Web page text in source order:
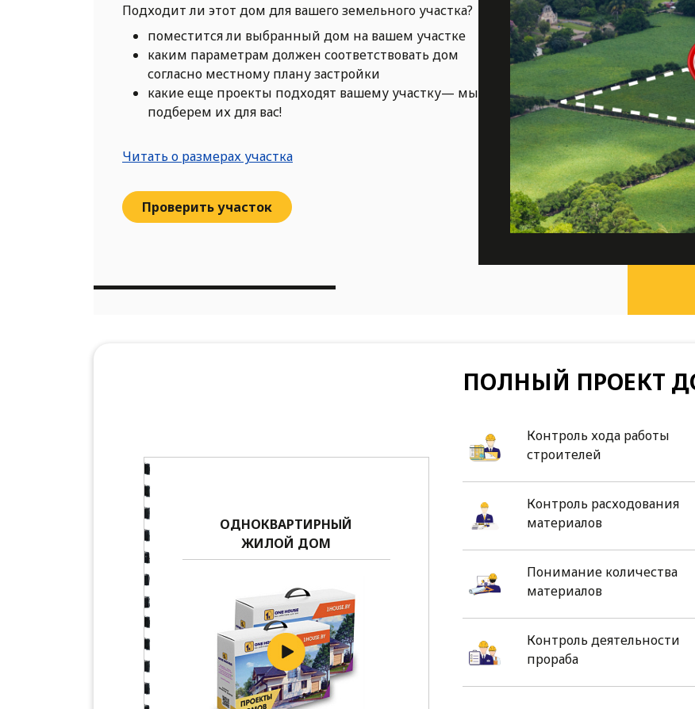
Подходит ли этот дом для вашего земельного участка?
поместится ли выбранный дом на вашем участке
каким параметрам должен соответствовать дом
согласно местному плану застройки
какие еще проекты подходят вашему участку— мы
подберем их для вас!
Читать о размерах участка
Проверить участок
ОДНОКВАРТИРНЫЙ
ЖИЛОЙ ДОМ
ПОЛНЫЙ ПРОЕКТ
Контроль хода работы
строителей
Контроль расходования
материалов
Понимание количества
материалов
Контроль деятельности
прораба